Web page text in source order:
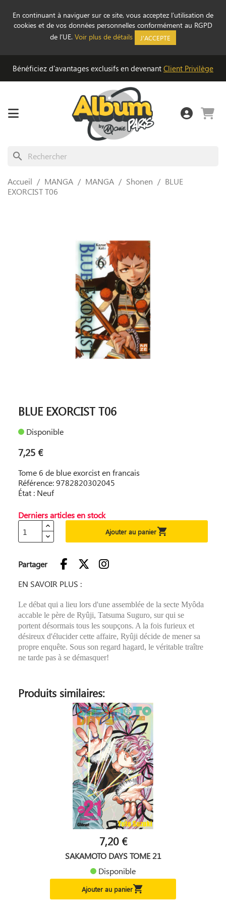
En continuant à naviguer sur ce site, vous acceptez l’utilisation de
cookies et de vos données personnelles conformément au RGPD
de l’UE. Voir plus de détails J'ACCEPTE
Bénéficiez d'avantages exclusifs en devenant Client Privilège
search
Accueil MANGA MANGA Shonen
BLUE
EXORCIST T06
BLUE EXORCIST T06
Disponible
7,25 €
Tome 6 de blue exorcist en francais
Référence: 9782820302045
État : Neuf
Derniers articles en stock
Ajouter au panier
Partager
EN SAVOIR PLUS :
Le débat qui a lieu lors d'une assemblée de la secte Myôda
accable le père de Ryûji, Tatsuma Suguro, sur qui se
portent désormais tous les soupçons. A la fois furieux et
désireux d'élucider cette affaire, Ryûji décide de mener sa
propre enquête. Sous son regard hagard, le véritable traître
ne tarde pas à se démasquer!
Produits similaires:
7,20 €
SAKAMOTO DAYS TOME 21
Disponible
Ajouter au panier